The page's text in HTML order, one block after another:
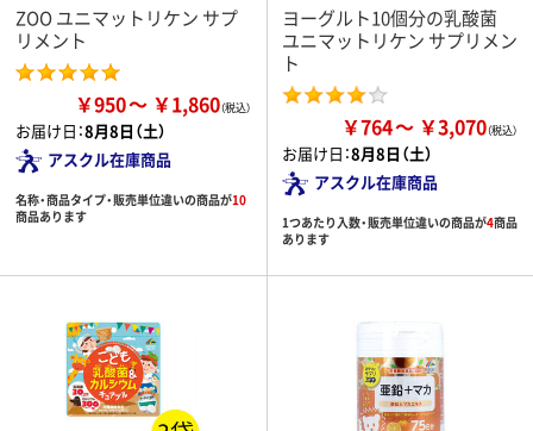
ZOO ユニマットリケン サプ
リメント
￥950 ￥1,860
お届け日：8月8日（土）
アスクル在庫商品
名称・商品タイプ・販売単位違いの商品が10
商品あります
ヨーグルト10個分の乳酸菌
ユニマットリケン サプリメン
ト
￥764 ￥3,070
お届け日：8月8日（土）
アスクル在庫商品
1つあたり入数・販売単位違いの商品が4商品
あります